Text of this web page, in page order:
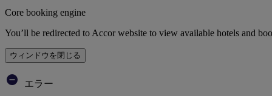
Core booking engine
You’ll be redirected to Accor website to view available hotels and
ウィンドウを閉じる
エラー